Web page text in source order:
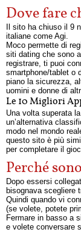
Dove fare
Il sito ha chiuso il 9
italiane come Agi.
Moco permette di
siti dating che sono
registrare, ti puoi
smartphone/tablet o
piano la sicurezza,
uomini e donne di
Le 10 Migliori
Una volta superata
un’alternativa
modo nel mondo
questo sito è più
per completare il
Perché
Dopo essersi
bisognava scegliere
Quindi quando vi
(se volete, potete
Fermare in basso a
e volete conversare